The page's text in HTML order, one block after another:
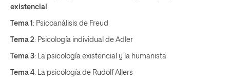
existencial
Tema 1 : Psicoanálisis de Freud
Tema 2: Psicología individual de Adler
Tema 3: La psicología existencial y la humanista
Tema 4: La psicología de Rudolf Allers